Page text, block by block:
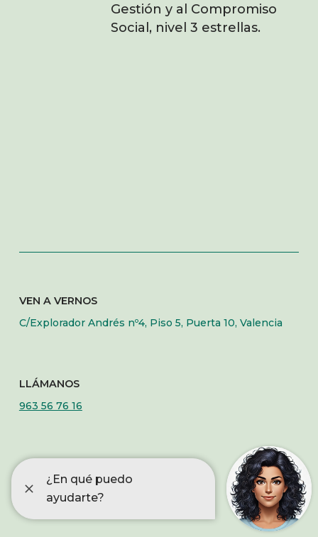
Gestión y al Compromiso
Social, nivel 3 estrellas.
VEN A VERNOS
C/Explorador Andrés nº4, Piso 5, Puerta 10, Valencia
LLÁMANOS
963 56 76 16
ESCRÍBENOS
info@fqcomunidadvalenciana.org